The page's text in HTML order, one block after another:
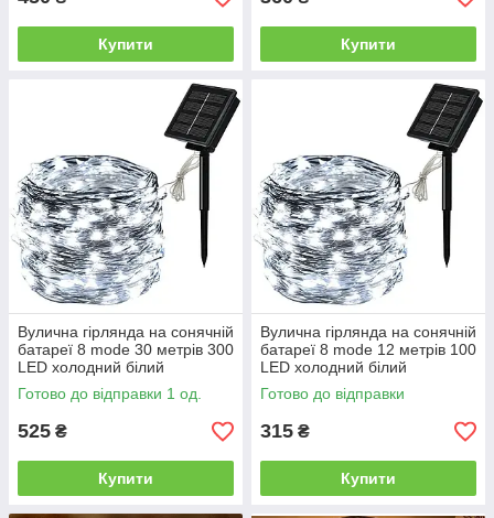
Купити Купити
Вулична гірлянда на сонячній
батареї 8 mode 30 метрів 300
LED холодний білий
Готово до відправки 1 од.
525 ₴
Купити
Вулична гірлянда на сонячній
батареї 8 mode 12 метрів 100
LED холодний білий
Готово до відправки
315 ₴
Купити